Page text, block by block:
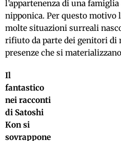
l’appartenenza di una
nipponica. Per questo motivo
molte situazioni surreali
rifiuto da parte dei genitori di
presenze che si
Il
fantastico
nei racconti
di Satoshi
Kon si
sovrappone